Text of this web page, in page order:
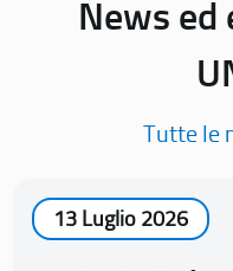
News ed
Tutte le
13 Luglio 2026